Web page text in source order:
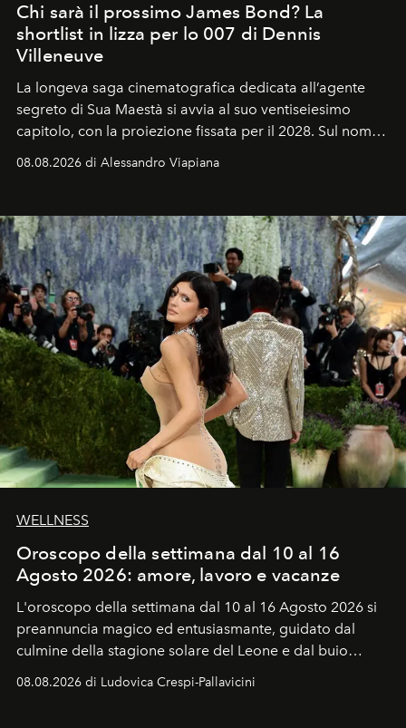
Chi sarà il prossimo James Bond? La
shortlist in lizza per lo 007 di Dennis
Villeneuve
La longeva saga cinematografica dedicata all’agente
segreto di Sua Maestà si avvia al suo ventiseiesimo
capitolo, con la proiezione fissata per il 2028. Sul nome
dell’attore chiamato a raccogliere l’eredità di Daniel
Craig, però, regna ancora il più assoluto riserbo.
08.08.2026 di Alessandro Viapiana
WELLNESS
Oroscopo della settimana dal 10 al 16
Agosto 2026: amore, lavoro e vacanze
L'oroscopo della settimana dal 10 al 16 Agosto 2026 si
preannuncia magico ed entusiasmante, guidato dal
culmine della stagione solare del Leone e dal buio
favorevole della Luna nuova in Leone del 12 agosto,
ideale per la notte delle Perseidi.
08.08.2026 di Ludovica Crespi-Pallavicini